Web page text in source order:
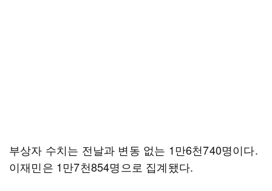
부상자 수치는 전날과 변동 없는 1만6천740명이다.
이재민은 1만7천854명으로 집계됐다.